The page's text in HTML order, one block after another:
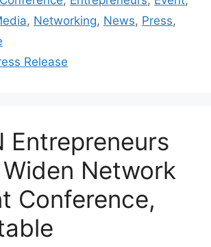
, Networking, News, Press,
Release
Entrepreneurs
Network
Conference,